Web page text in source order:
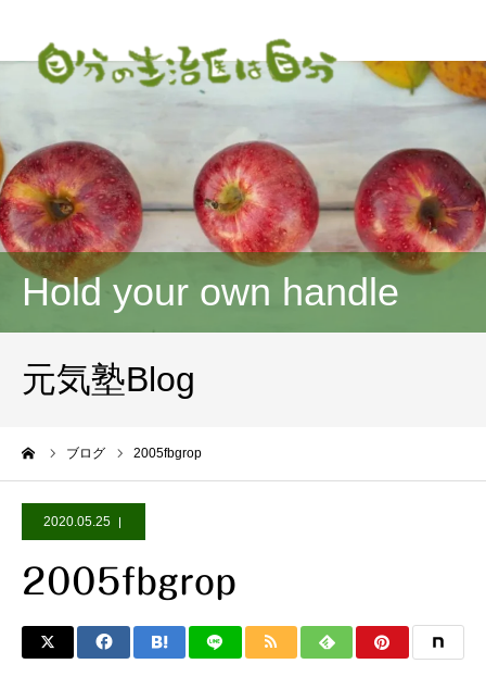
Hold your own handle
元気塾Blog
ブログ 2005fbgrop
2020.05.25
2005fbgrop